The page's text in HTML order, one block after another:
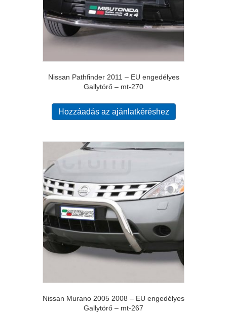
Nissan Pathfinder 2011 – EU engedélyes
Gallytörő – mt-270
Hozzáadás az ajánlatkéréshez
Nissan Murano 2005 2008 – EU engedélyes
Gallytörő – mt-267